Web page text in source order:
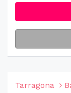
Tarragona